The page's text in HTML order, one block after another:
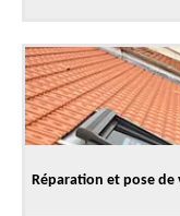
Réparation et pose de